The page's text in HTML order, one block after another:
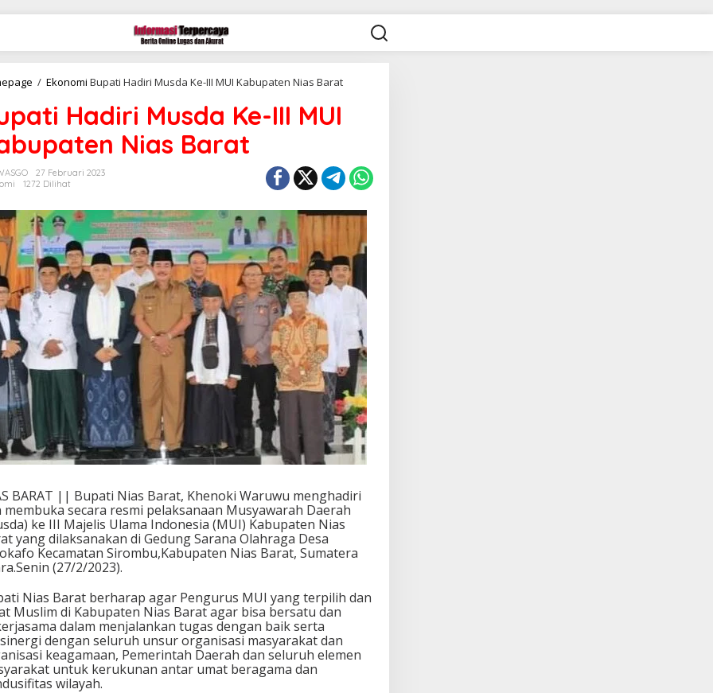
/ Ekonomi Bupati Hadiri Musda Ke-III MUI Kabupaten Nias Barat
Hadiri Musda Ke-III MUI
Nias Barat
27 Februari 2023
1272 Dilihat
BARAT || Bupati Nias Barat, Khenoki Waruwu menghadiri
membuka secara resmi pelaksanaan Musyawarah Daerah
ke III Majelis Ulama Indonesia (MUI) Kabupaten Nias
yang dilaksanakan di Gedung Sarana Olahraga Desa
Kecamatan Sirombu,Kabupaten Nias Barat, Sumatera
(27/2/2023).
Nias Barat berharap agar Pengurus MUI yang terpilih dan
Muslim di Kabupaten Nias Barat agar bisa bersatu dan
dalam menjalankan tugas dengan baik serta
dengan seluruh unsur organisasi masyarakat dan
keagamaan, Pemerintah Daerah dan seluruh elemen
untuk kerukunan antar umat beragama dan
wilayah.